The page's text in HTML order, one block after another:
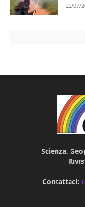
22/07/
Scienza,
Contattaci: